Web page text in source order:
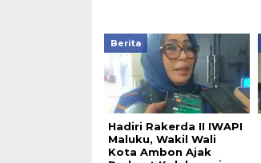
Berita
Hadiri Rakerda II IWAPI
Maluku, Wakil Wali
Kota Ambon Ajak